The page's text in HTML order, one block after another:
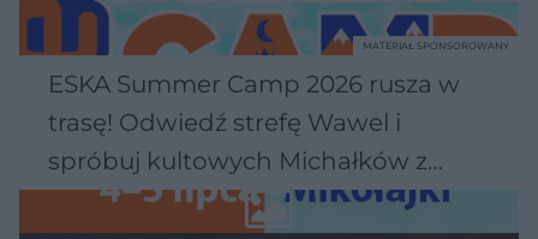
ESKA Summer Camp 2026 rusza w
trasę! Odwiedź strefę Wawel i
spróbuj kultowych Michałków z
Wawelu
MATERIAŁ SPONSOROWANY